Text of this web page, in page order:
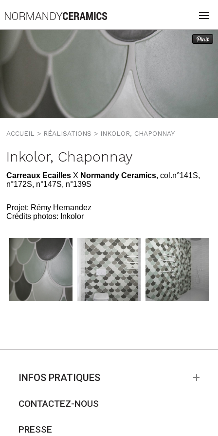
ACCUEIL > RÉALISATIONS > INKOLOR, CHAPONNAY
Inkolor, Chaponnay
Carreaux Ecailles X Normandy Ceramics, col.n°141S,
n°172S, n°147S, n°139S
Projet: Rémy Hernandez
Crédits photos: Inkolor
INFOS PRATIQUES
CONTACTEZ-NOUS
PRESSE